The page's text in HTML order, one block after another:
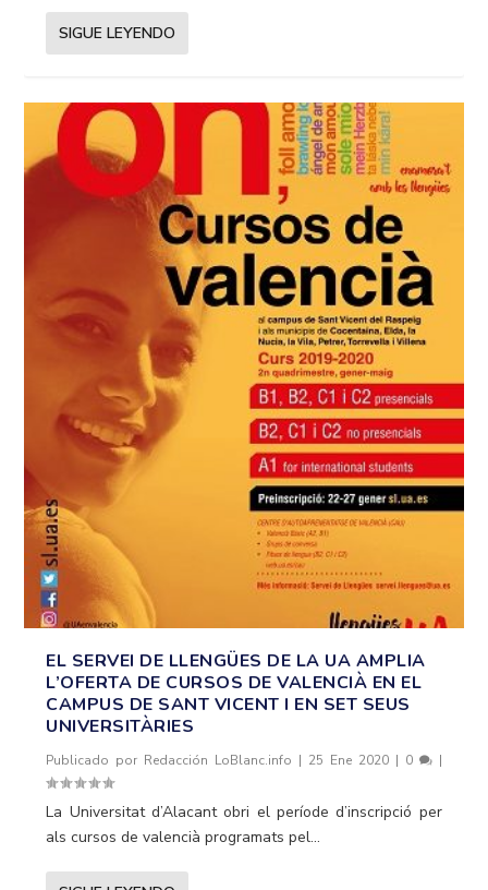
SIGUE LEYENDO
EL SERVEI DE LLENGÜES DE LA UA AMPLIA
L’OFERTA DE CURSOS DE VALENCIÀ EN EL
CAMPUS DE SANT VICENT I EN SET SEUS
UNIVERSITÀRIES
Publicado por Redacción LoBlanc.info | 25 Ene 2020| 0 |
La Universitat d’Alacant obri el període d’inscripció per
als cursos de valencià programats pel...